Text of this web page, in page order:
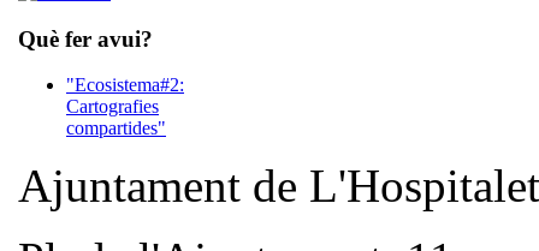
Què fer avui?
"Ecosistema#2:
Cartografies
compartides"
Ajuntament de L'Hospitalet